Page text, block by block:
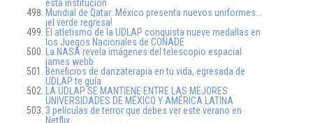
esta institución
Mundial de Qatar: México presenta nuevos uniformes…
¡el verde regresa!
El atletismo de la UDLAP conquista nueve medallas en
los Juegos Nacionales de CONADE
La NASA revela imágenes del telescopio espacial
james webb
Beneficios de danzaterapia en tu vida, egresada de
UDLAP te guía
LA UDLAP SE MANTIENE ENTRE LAS MEJORES
UNIVERSIDADES DE MÉXICO Y AMÉRICA LATINA
3 películas de terror que debes ver este verano en
Netflix.